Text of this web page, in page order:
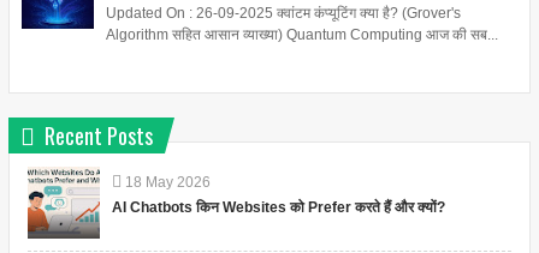
Updated On : 26-09-2025 क्वांटम कंप्यूटिंग क्या है? (Grover's
Algorithm सहित आसान व्याख्या) Quantum Computing आज की सब...
Recent Posts
18 May 2026
AI Chatbots किन Websites को Prefer करते हैं और क्यों?